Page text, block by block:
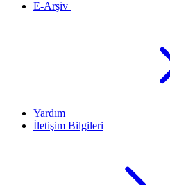
E-Arşiv
Yardım
İletişim Bilgileri